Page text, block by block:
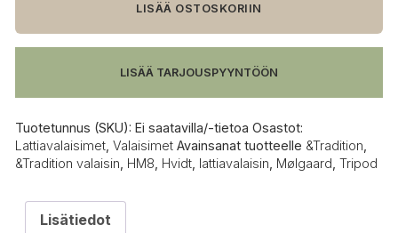
määrä
LISÄÄ OSTOSKORIIN
LISÄÄ TARJOUSPYYNTÖÖN
Tuotetunnus (SKU): Ei saatavilla/-tietoa Osastot:
Lattiavalaisimet Valaisimet Avainsanat tuotteelle &Tradition
&Tradition valaisin HM8 Hvidt lattiavalaisin Mølgaard Tripod
Lisätiedot